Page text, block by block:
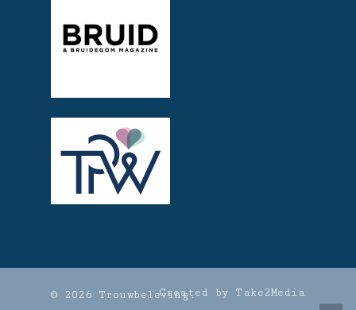
© 2026 Trouwbeleving.Created by Take2Media